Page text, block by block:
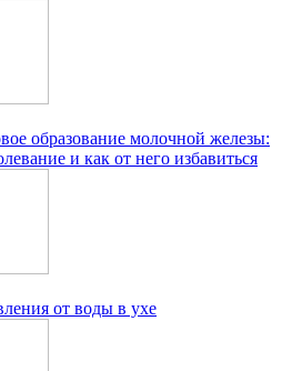
образование молочной железы:
и как от него избавиться
от воды в ухе